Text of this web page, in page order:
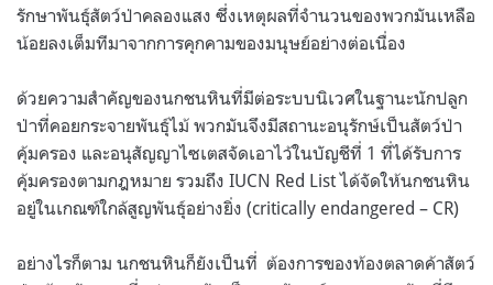
รักษาพันธุ์สัตว์ป่าคลองแสง ซึ่งเหตุผลที่จำนวนของพวกมันเหลือ
น้อยลงเต็มทีมาจากการคุกคามของมนุษย์อย่างต่อเนื่อง
ด้วยความสำคัญของนกชนหินที่มีต่อระบบนิเวศในฐานะนักปลูก
ป่าที่คอยกระจายพันธุ์ไม้ พวกมันจึงมีสถานะอนุรักษ์เป็นสัตว์ป่า
คุ้มครอง และอนุสัญญาไซเตสจัดเอาไว้ในบัญชีที่ 1 ที่ได้รับการ
คุ้มครองตามกฎหมาย รวมถึง IUCN Red List ได้จัดให้นกชนหิน
อยู่ในเกณฑ์ใกล้สูญพันธุ์อย่างยิ่ง (critically endangered – CR)
อย่างไรก็ตาม นกชนหินก็ยังเป็นที่ ต้องการของท้องตลาดค้าสัตว์